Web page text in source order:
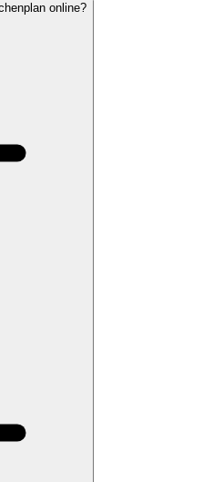
online?